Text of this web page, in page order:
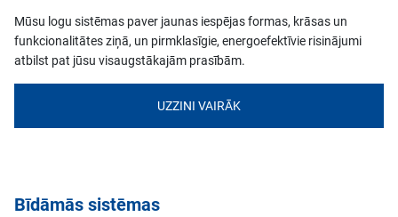
Mūsu logu sistēmas paver jaunas iespējas formas, krāsas un
funkcionalitātes ziņā, un pirmklasīgie, energoefektīvie risinājumi
atbilst pat jūsu visaugstākajām prasībām.
UZZINI VAIRĀK
Bīdāmās sistēmas